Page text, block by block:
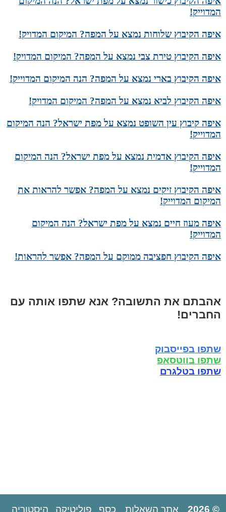
המדוייק!
איפה הקיבוץ שלוחות נמצא על המפה? המיקום המדויק!
איפה הקיבוץ טירת צבי נמצא על המפה? המיקום המדויק!
איפה הקיבוץ בארי נמצא על המפה? הנה המיקום המדוייק!
איפה הקיבוץ לביא נמצא על המפה? המיקום המדויק!
איפה קיבוץ עין השופט נמצא על מפת ישראל? הנה המיקום
המדוייק!
איפה הקיבוץ אדמית נמצא על מפת ישראל? הנה המיקום
המדוייק!
איפה הקיבוץ זיקים נמצא על המפה? אפשר להראות את
המיקום המדוייק!
איפה מעוז חיים נמצא על מפת ישראל? הנה המיקום
המדוייק!
איפה הקיבוץ חפציבה ממוקם על המפה? אפשר להראות!
אהבתם את התשובה? אנא שתפו אותה עם
החברים!
שתפו בפייסבוק
שתפו בווטסאפ
שתפו בטלגרם
© 2026 אתר השאלות כסף פוליטיקה היסטוריה